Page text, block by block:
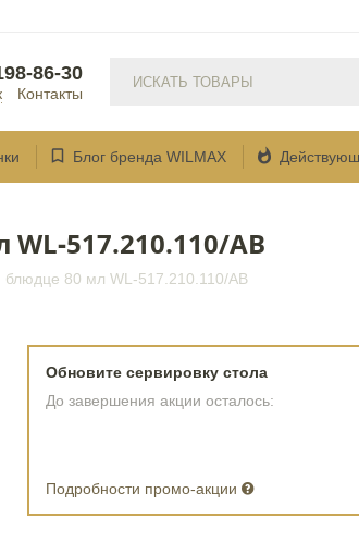
86-30
Контакты
 Блог бренда WILMAX 
AB
блюдце 80 мл WL‑517.210.110/AB
Обновите сервировку стола
До завершения акции осталось:
Подробности промо-акции